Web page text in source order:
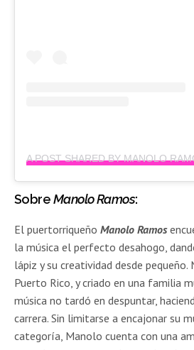
SobreManolo Ramos:
El puertorriqueñoManolo Ramos
la música el perfecto desahogo,
lápiz y su creatividad desde pequeño.
Puerto Rico, y criado en una familia
música no tardó en despuntar,
carrera. Sin limitarse a encajonar su
categoría, Manolo cuenta con una